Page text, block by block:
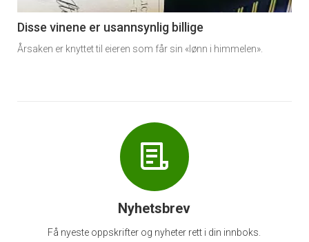
6
Disse vinene er usannsynlig billige
Årsaken er knyttet til eieren som får sin «lønn i himmelen».
Nyhetsbrev
Få nyeste oppskrifter og nyheter rett i din innboks.